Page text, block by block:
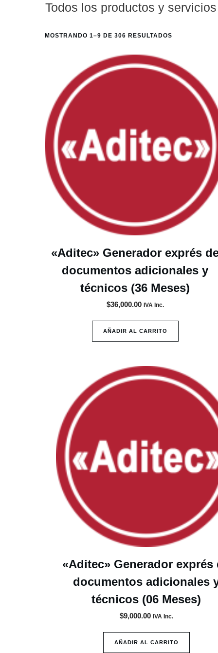
Todos los productos y servicios
MOSTRANDO 1–9 DE 306 RESULTADOS
«Aditec» Generador exprés
documentos adicionales y
técnicos (36 Meses)
$36,000.00 IVA Inc.
AÑADIR AL CARRITO
«Aditec» Generador exprés
documentos adicionales
técnicos (06 Meses)
$9,000.00 IVA Inc.
AÑADIR AL CARRITO